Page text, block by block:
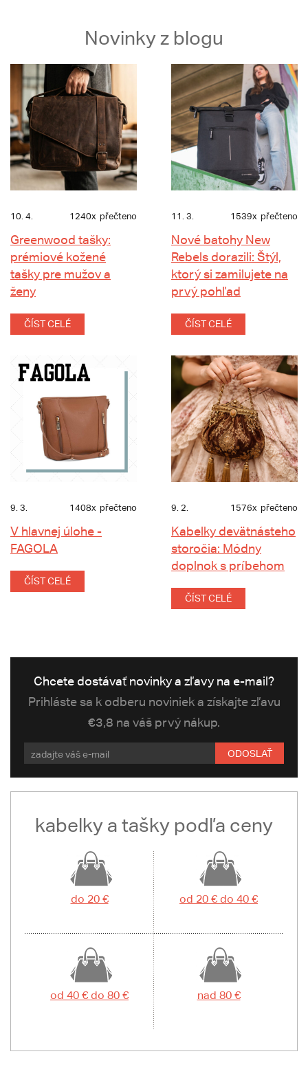
Novinky z blogu
10. 4. 1240x přečteno
Greenwood tašky:
prémiové kožené
tašky pre mužov a
ženy
ČÍST CELÉ
11. 3. 1539x přečteno
Nové batohy New
Rebels dorazili: Štýl,
ktorý si zamilujete na
prvý pohľad
ČÍST CELÉ
9. 3. 1408x přečteno
V hlavnej úlohe -
FAGOLA
ČÍST CELÉ
9. 2. 1576x přečteno
Kabelky devätnásteho
storočia: Módny
doplnok s príbehom
ČÍST CELÉ
Chcete dostávať novinky a zľavy na e-mail?
Prihláste sa k odberu noviniek a získajte zľavu
€3,8 na váš prvý nákup.
ODOSLAŤ
kabelky a tašky podľa ceny
do 20 € od 20 € do 40 €
od 40 € do 80 € nad 80 €